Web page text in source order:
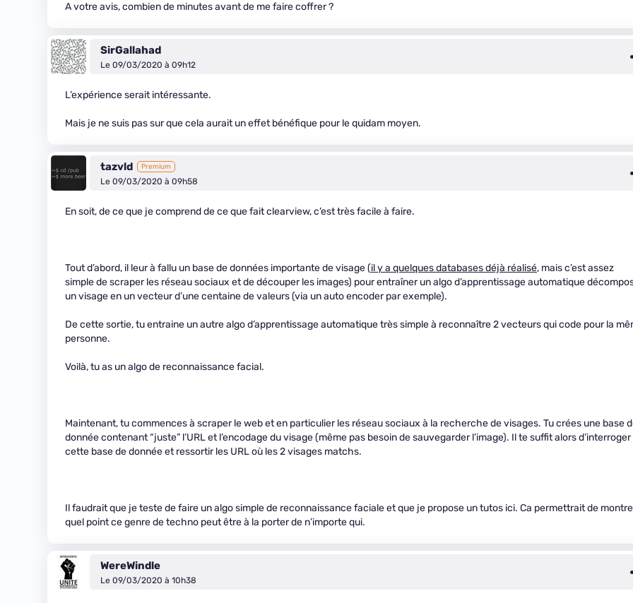
A votre avis, combien de minutes avant de me faire coffrer ?
SirGallahad
Le 09/03/2020 à 09h12
L’expérience serait intéressante.
Mais je ne suis pas sur que cela aurait un effet bénéfique pour le quidam moyen.
tazvld Premium
Le 09/03/2020 à 09h58
En soit, de ce que je comprend de ce que fait clearview, c’est très facile à faire.
Tout d’abord, il leur à fallu un base de données importante de visage (il y a quelques databases déjà réalisé, mais c’est assez
simple de scraper les réseau sociaux et de découper les images) pour entraîner un algo d’apprentissage automatique
un visage en un vecteur d’une centaine de valeurs (via un auto encoder par exemple).
De cette sortie, tu entraine un autre algo d’apprentissage automatique très simple à reconnaître 2 vecteurs qui code pour la
personne.
Voilà, tu as un algo de reconnaissance facial.
Maintenant, tu commences à scraper le web et en particulier les réseau sociaux à la recherche de visages. Tu crées une base
donnée contenant “juste” l’URL et l’encodage du visage (même pas besoin de sauvegarder l’image). Il te suffit alors d’interroger
cette base de donnée et ressortir les URL où les 2 visages matchs.
Il faudrait que je teste de faire un algo simple de reconnaissance faciale et que je propose un tutos ici. Ca permettrait de
quel point ce genre de techno peut être à la porter de n’importe qui.
WereWindle
Le 09/03/2020 à 10h38